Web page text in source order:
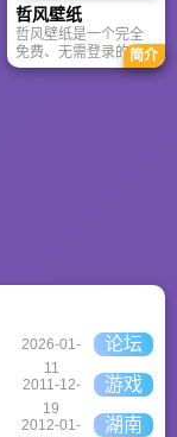
哲风壁纸
哲风壁纸是一个完全
免费、无需登录的高
清壁纸下载网站。提
简介
2026-01-
11
论坛
2011-12-
19
游戏
2012-01-
湖南